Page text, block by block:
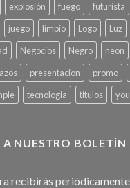
explosión fuego futurista
juego limpio Logo Luz
Negocios Negro neon
presentacion promo
tecnologia titulos
A NUESTRO BOLETÍN
recibirás